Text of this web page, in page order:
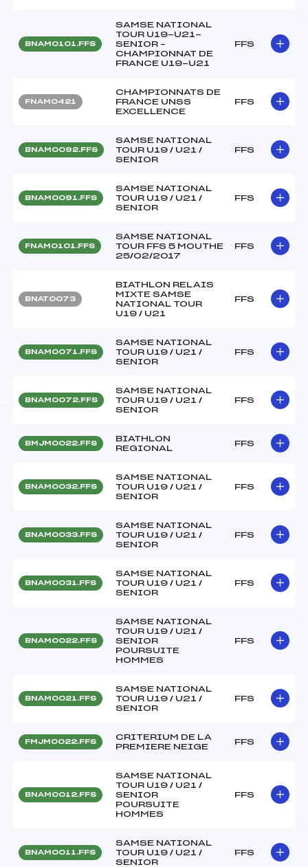
BNAM0101.FFS
SAMSE NATIONAL
TOUR U19-U21-
SENIOR –
CHAMPIONNAT DE
FRANCE U19-U21
FFS
FNAM0421
CHAMPIONNATS DE
FRANCE UNSS
EXCELLENCE
FFS
BNAM0092.FFS
SAMSE NATIONAL
TOUR U19 / U21 /
SENIOR
FFS
BNAM0091.FFS
SAMSE NATIONAL
TOUR U19 / U21 /
SENIOR
FFS
FNAM0101.FFS
SAMSE NATIONAL
TOUR FFS 5 MOUTHE
25/02/2017
FFS
BNAT0073
BIATHLON RELAIS
MIXTE SAMSE
NATIONAL TOUR
U19 / U21
FFS
BNAM0071.FFS
SAMSE NATIONAL
TOUR U19 / U21 /
SENIOR
FFS
BNAM0072.FFS
SAMSE NATIONAL
TOUR U19 / U21 /
SENIOR
FFS
BMJM0022.FFS
BIATHLON
REGIONAL
FFS
BNAM0032.FFS
SAMSE NATIONAL
TOUR U19 / U21 /
SENIOR
FFS
BNAM0033.FFS
SAMSE NATIONAL
TOUR U19 / U21 /
SENIOR
FFS
BNAM0031.FFS
SAMSE NATIONAL
TOUR U19 / U21 /
SENIOR
FFS
BNAM0022.FFS
SAMSE NATIONAL
TOUR U19 / U21 /
SENIOR
POURSUITE
HOMMES
FFS
BNAM0021.FFS
SAMSE NATIONAL
TOUR U19 / U21 /
SENIOR
FFS
FMJM0022.FFS
CRITERIUM DE LA
PREMIERE NEIGE
FFS
BNAM0012.FFS
SAMSE NATIONAL
TOUR U19 / U21 /
SENIOR
POURSUITE
HOMMES
FFS
BNAM0011.FFS
SAMSE NATIONAL
TOUR U19 / U21 /
SENIOR
FFS